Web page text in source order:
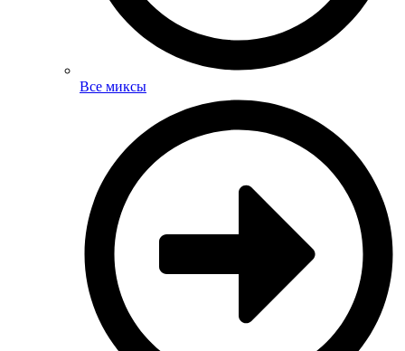
Все миксы